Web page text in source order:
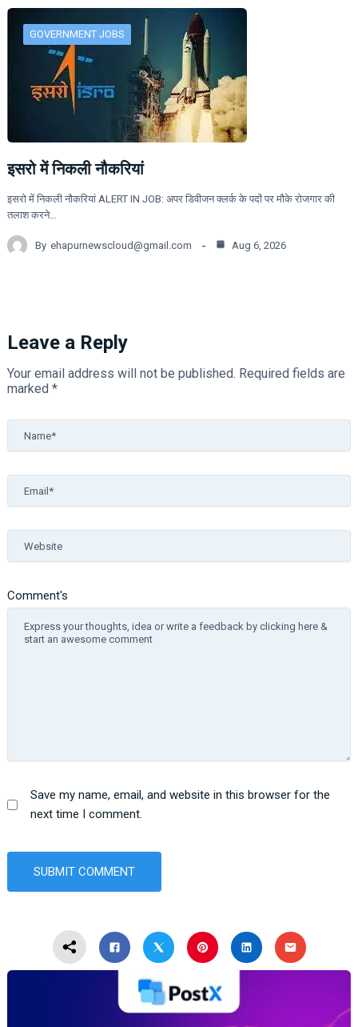
GOVERNMENT JOBS
इसरो में निकली नौकरियां
इसरो में निकली नौकरियां ALERT IN JOB: अपर डिवीजन क्लर्क के पदों पर मौके रोजगार की
तलाश करने…
By ehapurnewscloud@gmail.com Aug 6, 2026
Leave a Reply
Your email address will not be published. Required fields are
marked *
Comment's
Name*
Email*
Website
Save my name, email, and website in this browser for the
next time I comment.